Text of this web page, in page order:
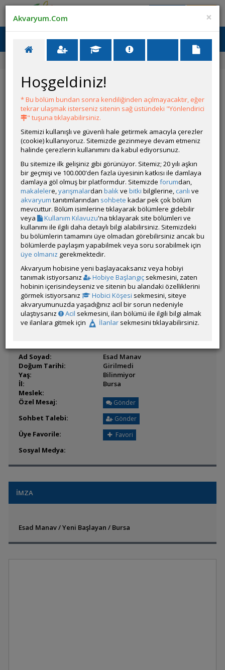
Ana Menü
Ana Sayfa
Forum Üye Profili
ÖZELLİKLER
Kullanıcı Adı:
esad408
Kullanıcı Grubu:
Forum Üyesi
Geri Bildirimleri:
0 adet mevcut.
Aldığı Beğeni:
0
Hesap Durumu:
Aktif
Durumu:
Çevrim Dışı
Üyelik Tarihi:
04 Mart 2026 14:39
Son Ziyaret:
04 Ağustos 2026 20:26
Toplam Mesaj:
0
Üyenin Mesaj ve İlanlarını Gör
Üyenin Açtığı Konuları Gör
Üyenin ÖM Engelini Kaldır
Ad Soyad:
Esad Manav
Doğum Tarihi:
Girilmedi
Yaş:
Bilinmiyor
İl:
Bursa
Meslek:
Özel Mesaj:
Gönder
Sohbet Talebi: Gönder
Üye Favorile: Favori
Sosyal Medya:
İMZA
Esad Manav / Yeni Başlayan / Bursa
×
Akvaryum.Com
Hoşgeldiniz!
* Bu bölüm bundan sonra kendiliğinden açılmayacaktır, eğer
tekrar ulaşmak isterseniz sitenin sağ üstündeki "Yönlendirici
" tuşuna tıklayabilirsiniz.
Sitemizi kullanışlı ve güvenli hale getirmek amacıyla çerezler
(cookie) kullanıyoruz. Sitemizde gezinmeye devam etmeniz
halinde çerezlerin kullanımını da kabul ediyorsunuz.
Bu sitemize ilk gelişiniz gibi görünüyor. Sitemiz; 20 yılı aşkın
bir geçmişi ve 100.000'den fazla üyesinin katkısı ile damlaya
damlaya göl olmuş bir platformdur. Sitemizde forumdan,
makalelere,yarışmalardan balıkve bitki bilgilerine, canlı ve
akvaryum tanıtımlarından sohbete kadar pek çok bölüm
mevcuttur. Bölüm isimlerine tıklayarak bölümlere gidebilir
veya
Kullanım Kılavuzu'na tıklayarak site bölümleri ve
kullanımı ile ilgili daha detaylı bilgi alabilirsiniz. Sitemizdeki
bu bölümlerin tamamını üye olmadan görebilirsiniz ancak bu
bölümlerde paylaşım yapabilmek veya soru sorabilmek için
üye olmanız gerekmektedir.
Akvaryum hobisine yeni başlayacaksanız veya hobiyi
tanımak istiyorsanız
Hobiye Başlangıç sekmesini, zaten
hobinin içerisindeyseniz ve sitenin bu alandaki özelliklerini
görmek istiyorsanız
Hobici Köşesi sekmesini, siteye
akvaryumunuzda yaşadığınız acil bir sorun nedeniyle
ulaştıysanız
Acil sekmesini, ilan bölümü ile ilgili bilgi almak
ve ilanlara gitmek için
İlanlar sekmesini tıklayabilirsiniz.